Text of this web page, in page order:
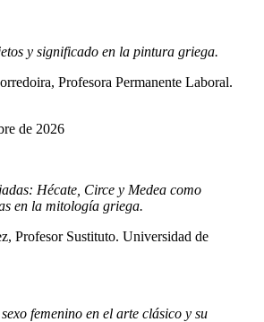
y significado en la pintura griega.
Profesora Permanente Laboral.
de 2026
Hécate, Circe y Medea como
en la mitología griega.
Profesor Sustituto. Universidad de
femenino en el arte clásico y su